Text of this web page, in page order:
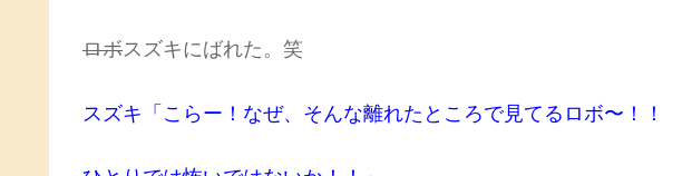
ロボスズキにばれた。笑
スズキ「こらー！なぜ、そんな離れたところで見てるロボ〜！！